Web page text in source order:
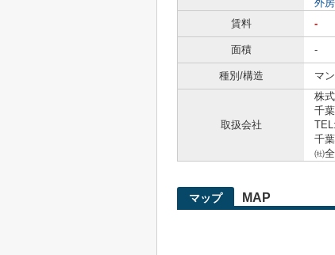
外
賃料
-
面積 -
種別/構造 マ
取扱会社
株
千
千
㈳
マップ MAP